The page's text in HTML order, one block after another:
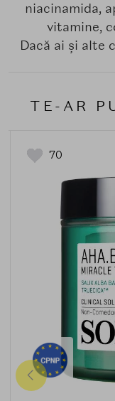
niacinamida,
vitamine,
Dacă ai și alte
TE-AR
70